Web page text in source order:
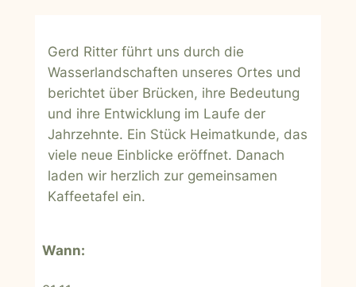
Gerd Ritter führt uns durch die
Wasserlandschaften unseres Ortes und
berichtet über Brücken, ihre Bedeutung
und ihre Entwicklung im Laufe der
Jahrzehnte. Ein Stück Heimatkunde, das
viele neue Einblicke eröffnet. Danach
laden wir herzlich zur gemeinsamen
Kaffeetafel ein.
Wann: